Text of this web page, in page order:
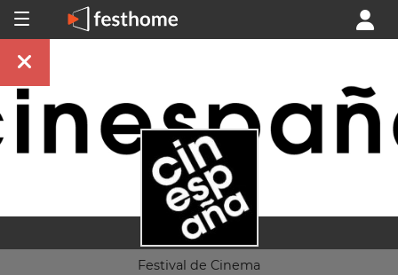
Festival de Cinema